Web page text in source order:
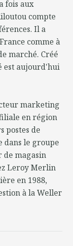
fois aux
compte
Il a
comme à
marché. Créé
est aujourd'hui
marketing
en région
postes de
dans le groupe
de magasin
Leroy Merlin
en 1988,
à la Weller